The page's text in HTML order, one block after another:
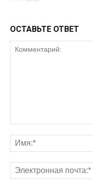
ОСТАВЬТЕ ОТВЕТ